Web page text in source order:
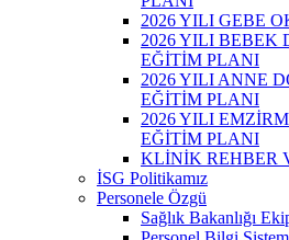
2026 YILI GEBE
2026 YILI BEBEK
EĞİTİM PLANI
2026 YILI ANNE
EĞİTİM PLANI
2026 YILI
EĞİTİM PLANI
KLİNİK REHBER
İSG Politikamız
Personele Özgü
Sağlık Bakanlığı